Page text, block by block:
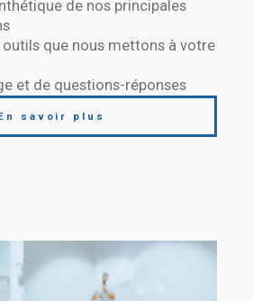
de nos principales
outils que nous mettons à votre
et de questions-réponses
savoir plus